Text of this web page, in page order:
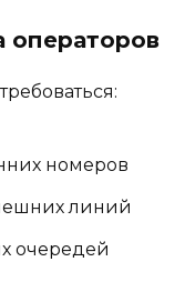
операторов
номеров
линий
очередей